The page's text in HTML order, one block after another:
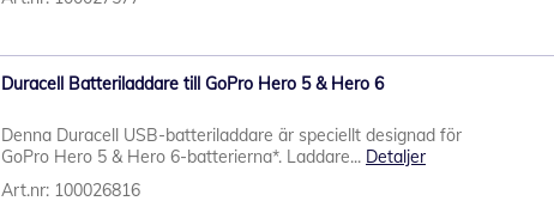
Duracell Batteriladdare till GoPro Hero 5 & Hero 6
Denna Duracell USB-batteriladdare är speciellt designad för
GoPro Hero 5 & Hero 6-batterierna*. Laddare... Detaljer
Art.nr: 100026816